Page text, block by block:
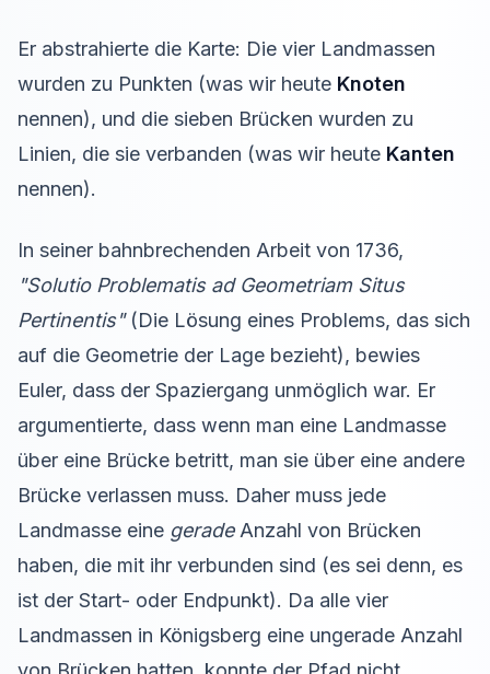
Er abstrahierte die Karte: Die vier Landmassen
wurden zu Punkten (was wir heute Knoten
nennen), und die sieben Brücken wurden zu
Linien, die sie verbanden (was wir heute Kanten
nennen).
In seiner bahnbrechenden Arbeit von 1736,
"Solutio Problematis ad Geometriam Situs
Pertinentis"(Die Lösung eines Problems, das sich
auf die Geometrie der Lage bezieht), bewies
Euler, dass der Spaziergang unmöglich war. Er
argumentierte, dass wenn man eine Landmasse
über eine Brücke betritt, man sie über eine andere
Brücke verlassen muss. Daher muss jede
Landmasse eine geradeAnzahl von Brücken
haben, die mit ihr verbunden sind (es sei denn, es
ist der Start- oder Endpunkt). Da alle vier
Landmassen in Königsberg eine ungerade Anzahl